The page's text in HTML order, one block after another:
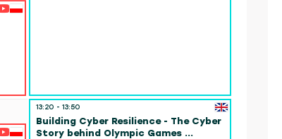
13:20 - 13:50
Building Cyber Resilience - The Cyber
Story behind Olympic Games ...